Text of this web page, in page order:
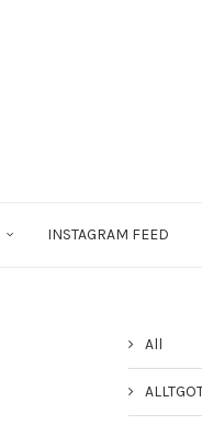
INSTAGRAM FEED
All